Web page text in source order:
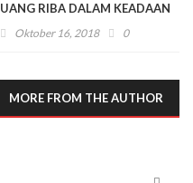
UANG RIBA DALAM KEADAAN
DARURAT*
Oktober 16, 2018 0
MORE FROM THE AUTHOR